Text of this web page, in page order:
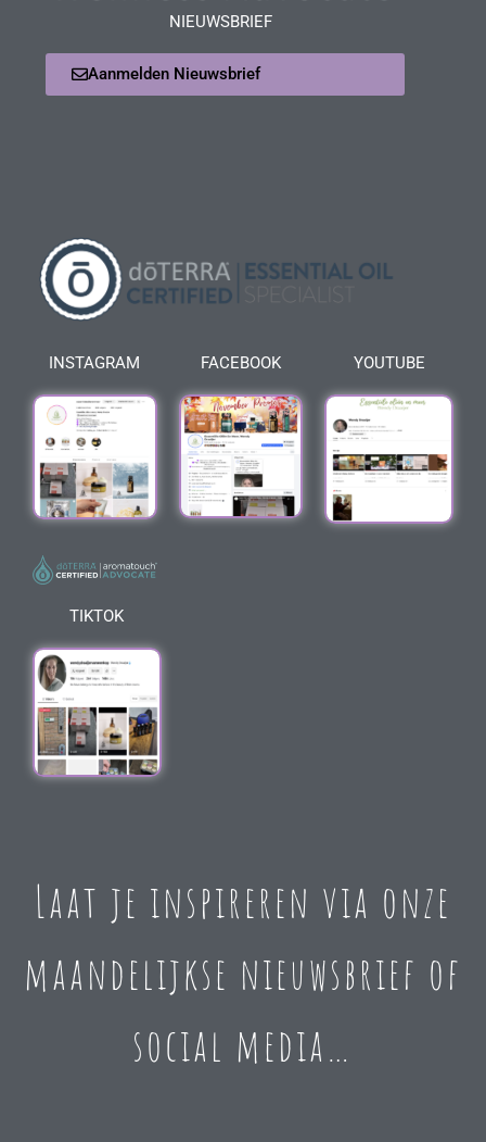
NIEUWSBRIEF
Aanmelden Nieuwsbrief
INSTAGRAM FACEBOOK YOUTUBE
TIKTOK
Laat je inspireren via onze
maandelijkse nieuwsbrief of
social media…